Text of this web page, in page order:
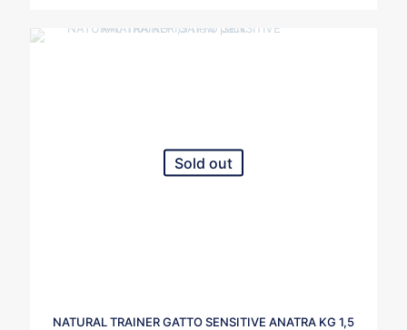
Sold out
NATURAL TRAINER GATTO SENSITIVE ANATRA KG 1,5